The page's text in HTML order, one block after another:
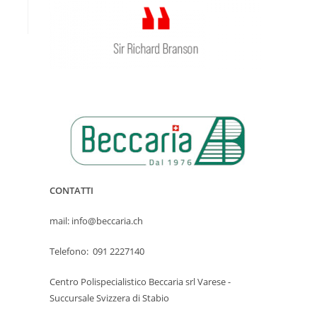
CONTATTI
mail: info@beccaria.ch
Telefono: 091 2227140
Centro Polispecialistico Beccaria srl Varese -
Succursale Svizzera di Stabio